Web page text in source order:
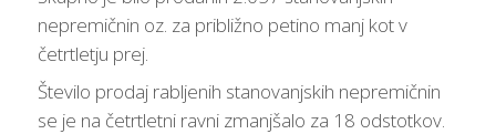
nepremičnin oz. za približno petino manj kot v
četrtletju prej.
Število prodaj rabljenih stanovanjskih nepremičnin
se je na četrtletni ravni zmanjšalo za 18 odstotkov.